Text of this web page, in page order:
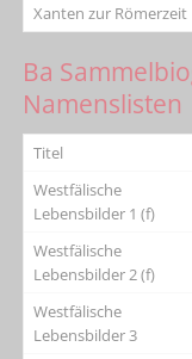
Xanten zur Römerzeit
Ba
Namenslisten
Titel
Westfälische
Lebensbilder 1 (f)
Westfälische
Lebensbilder 2 (f)
Westfälische
Lebensbilder 3